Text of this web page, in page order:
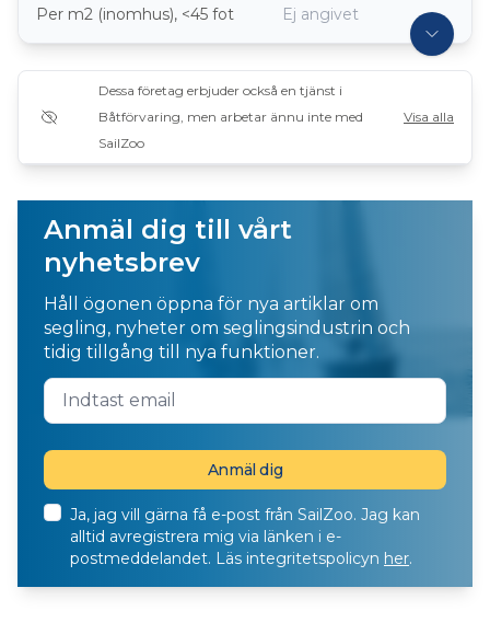
Per m2 (inomhus), <45 fot Ej angivet
Dessa företag erbjuder också en tjänst i
Båtförvaring, men arbetar ännu inte med
SailZoo
Visa alla
Anmäl dig till vårt
nyhetsbrev
Håll ögonen öppna för nya artiklar om
segling, nyheter om seglingsindustrin och
tidig tillgång till nya funktioner.
Ja, jag vill gärna få e-post från SailZoo. Jag kan
alltid avregistrera mig via länken i e-
postmeddelandet. Läs integritetspolicyn her.